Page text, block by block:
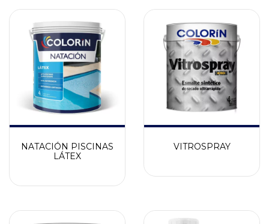
NATACIÓN PISCINAS
LÁTEX
VITROSPRAY